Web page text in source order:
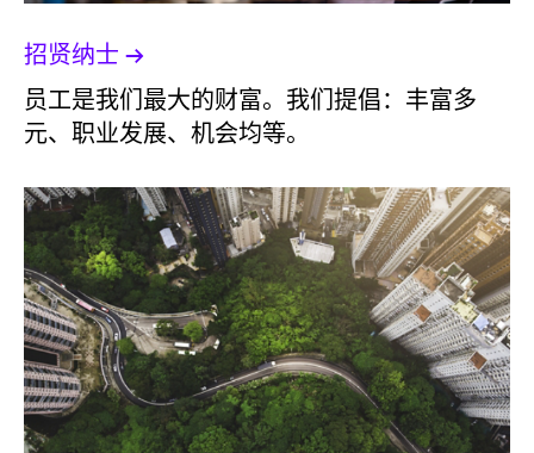
招贤纳士
员工是我们最大的财富。我们提倡：丰富多
元、职业发展、机会均等。